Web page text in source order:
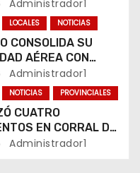
EN UNA PLAZA
Administrador1
LOCALES NOTICIAS
CONSOLIDA SU
AÉREA CON
SEMANALES A
Administrador1
NOTICIAS PROVINCIALES
CUATRO
EN CORRAL DE
Administrador1